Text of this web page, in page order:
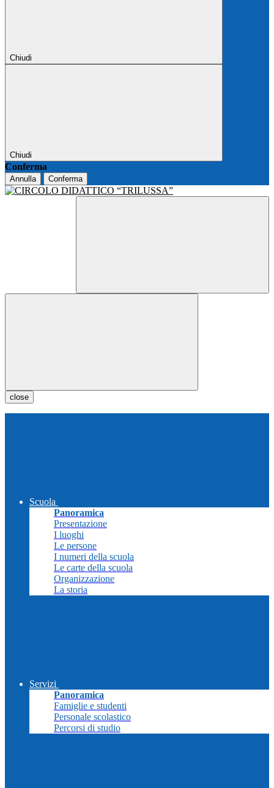
Chiudi
Chiudi
Conferma
Annulla Conferma
close
Scuola
Panoramica
Presentazione
I luoghi
Le persone
I numeri della scuola
Le carte della scuola
Organizzazione
La storia
Servizi
Panoramica
Famiglie e studenti
Personale scolastico
Percorsi di studio